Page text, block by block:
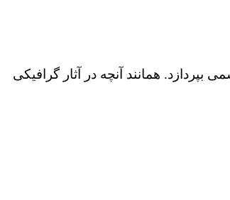
همانند آنچه در آثار گرافیکی